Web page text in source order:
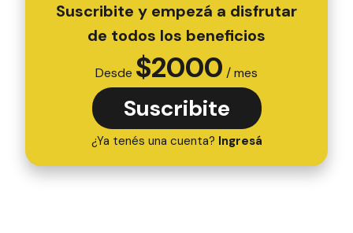
Suscribite y empezá a disfrutar
de todos los beneficios
Desde $2000 / mes
Suscribite
¿Ya tenés una cuenta? Ingresá